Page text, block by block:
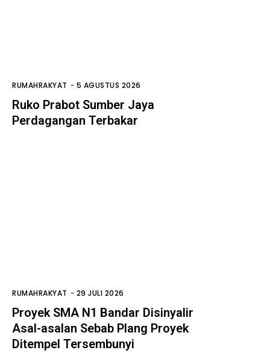
RUMAHRAKYAT - 5 AGUSTUS 2026
Ruko Prabot Sumber Jaya
Perdagangan Terbakar
RUMAHRAKYAT - 29 JULI 2026
Proyek SMA N1 Bandar Disinyalir
Asal-asalan Sebab Plang Proyek
Ditempel Tersembunyi